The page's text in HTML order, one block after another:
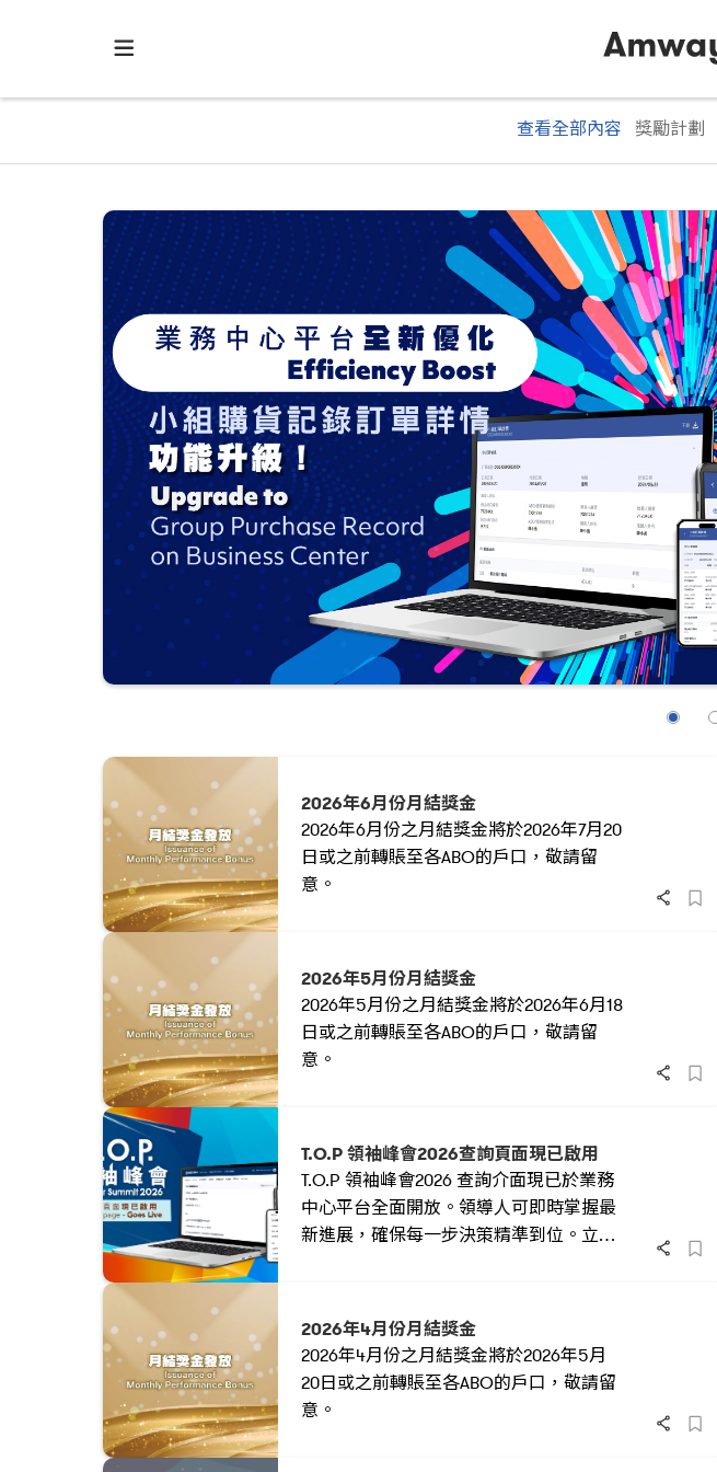
查看全部內容 獎勵計劃
2026年6月份月結獎金
2026年6月份之月結獎金將於2026年7月20
日或之前轉賬至各ABO的戶口，敬請留
意。
2026年5月份月結獎金
2026年5月份之月結獎金將於2026年6月18
日或之前轉賬至各ABO的戶口，敬請留
意。
T.O.P 領袖峰會2026查詢頁面現已啟用
T.O.P 領袖峰會2026 查詢介面現已於業務
中心平台全面開放。領導人可即時掌握最
新進展，確保每一步決策精準到位。立即
2026年4月份月結獎金
2026年4月份之月結獎金將於2026年5月
20日或之前轉賬至各ABO的戶口，敬請留
意。